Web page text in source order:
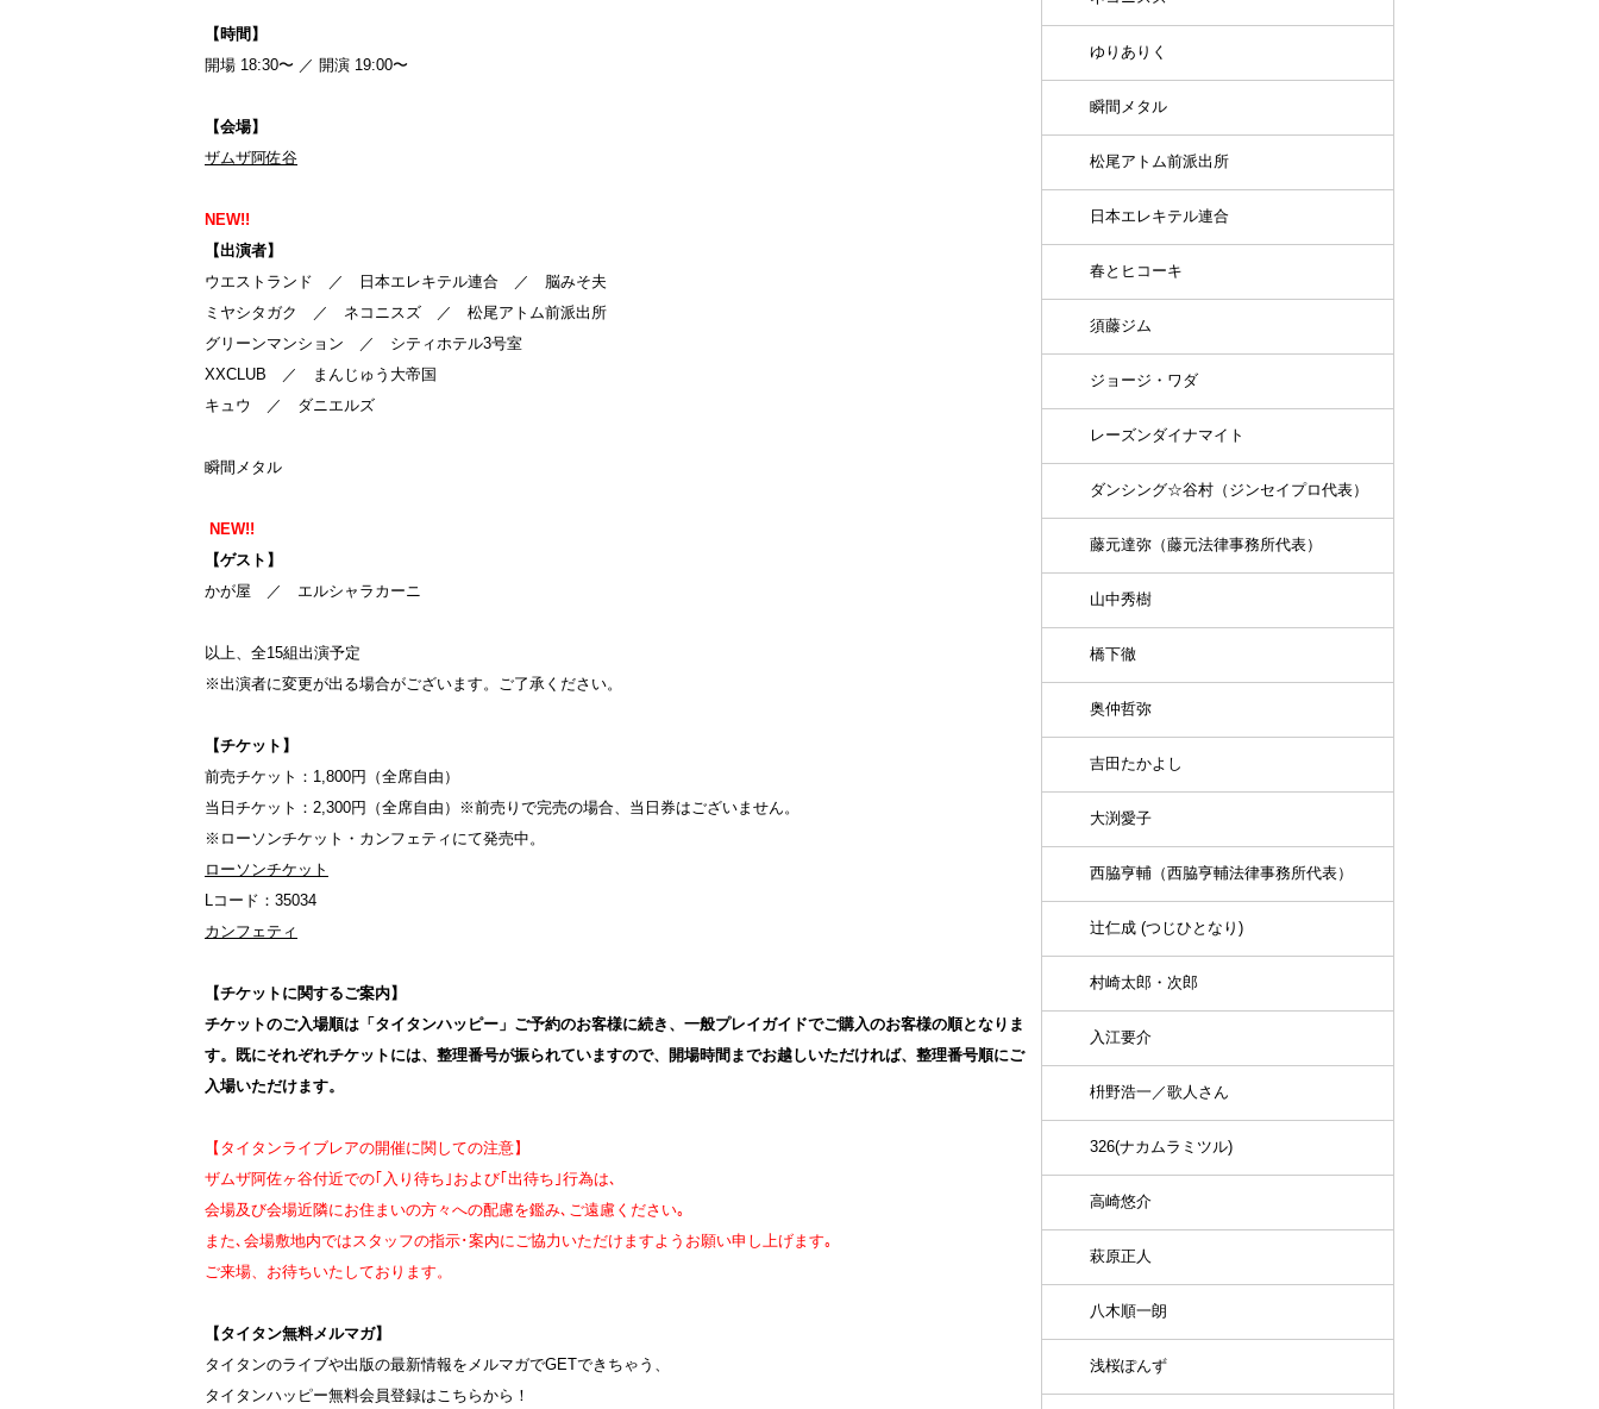
【時間】
開場 18:30〜 ／ 開演 19:00〜
【会場】
ザムザ阿佐谷
NEW!!
【出演者】
ウエストランド ／ 日本エレキテル連合 ／ 脳みそ夫
ミヤシタガク ／ ネコニスズ ／ 松尾アトム前派出所
グリーンマンション ／ シティホテル3号室
XXCLUB ／ まんじゅう大帝国
キュウ ／ ダニエルズ
瞬間メタル
NEW!!
【ゲスト】
かが屋 ／ エルシャラカーニ
以上、全15組出演予定
※出演者に変更が出る場合がございます。ご了承ください。
【チケット】
前売チケット：1,800円（全席自由）
当日チケット：2,300円（全席自由）※前売りで完売の場合、当日券はございません。
※ローソンチケット・カンフェティにて発売中。
ローソンチケット
Lコード：35034
カンフェティ
【チケットに関するご案内】
チケットのご入場順は「タイタンハッピー」ご予約のお客様に続き、一般プレイガイドでご購入のお客様の順となりま
す。既にそれぞれチケットには、整理番号が振られていますので、開場時間までお越しいただければ、整理番号順にご
入場いただけます。
【タイタンライブレアの開催に関しての注意】
ザムザ阿佐ヶ谷付近での｢入り待ち｣および｢出待ち｣行為は､
会場及び会場近隣にお住まいの方々への配慮を鑑み､ご遠慮ください｡
また､会場敷地内ではスタッフの指示･案内にご協力いただけますようお願い申し上げます｡
ご来場、お待ちいたしております。
【タイタン無料メルマガ】
タイタンのライブや出版の最新情報をメルマガでGETできちゃう、
タイタンハッピー無料会員登録はこちらから！
ゆりありく
瞬間メタル
松尾アトム前派出所
日本エレキテル連合
春とヒコーキ
須藤ジム
ジョージ・ワダ
レーズンダイナマイト
ダンシング☆谷村（ジンセイプロ代表）
藤元達弥（藤元法律事務所代表）
山中秀樹
橋下徹
奥仲哲弥
吉田たかよし
大渕愛子
西脇亨輔（西脇亨輔法律事務所代表）
辻仁成 (つじひとなり)
村崎太郎・次郎
入江要介
枡野浩一／歌人さん
326(ナカムラミツル)
高崎悠介
萩原正人
八木順一朗
浅桜ぽんず